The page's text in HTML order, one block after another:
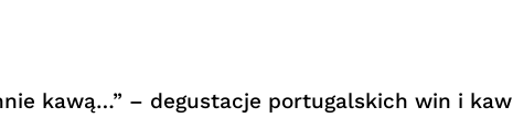
kawą…” – degustacje portugalskich win i kaw